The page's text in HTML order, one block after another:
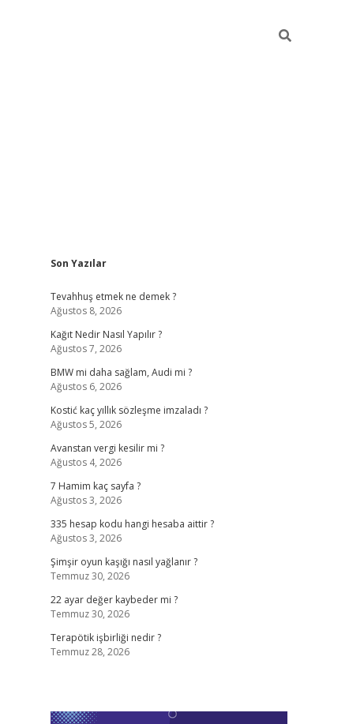
Sidebar
Son Yazılar
Tevahhuş etmek ne demek ?
Ağustos 8, 2026
Kağıt Nedir Nasıl Yapılır ?
Ağustos 7, 2026
BMW mi daha sağlam, Audi mi ?
Ağustos 6, 2026
Kostić kaç yıllık sözleşme imzaladı ?
Ağustos 5, 2026
Avanstan vergi kesilir mi ?
Ağustos 4, 2026
7 Hamim kaç sayfa ?
Ağustos 3, 2026
335 hesap kodu hangi hesaba aittir ?
Ağustos 3, 2026
Şimşir oyun kaşığı nasıl yağlanır ?
Temmuz 30, 2026
22 ayar değer kaybeder mi ?
Temmuz 30, 2026
Terapötik işbirliği nedir ?
Temmuz 28, 2026